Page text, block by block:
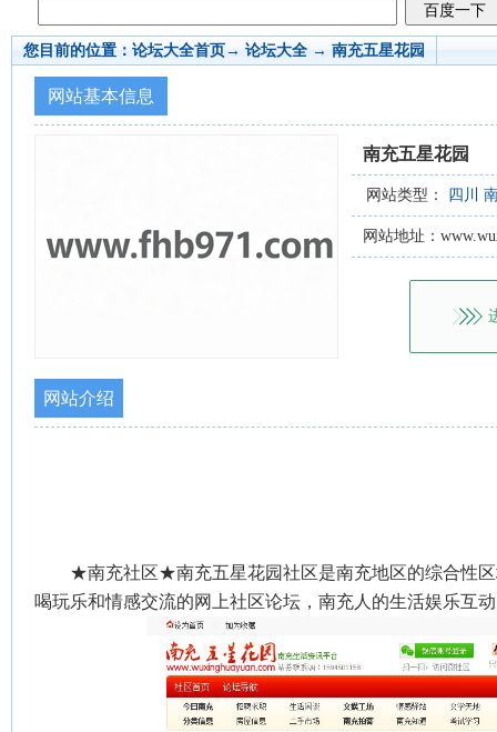
您目前的位置： 论坛大全首页→ 论坛大全 → 南充五星花园
网站基本信息
南充五星花园
网站类型： 四川
网站地址：
网站介绍
★南充社区★南充五星花园社区是南充地区的综合性
喝玩乐和情感交流的网上社区论坛，南充人的生活娱乐互